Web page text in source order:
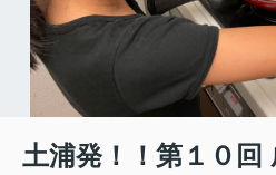
土浦発！！第１０回